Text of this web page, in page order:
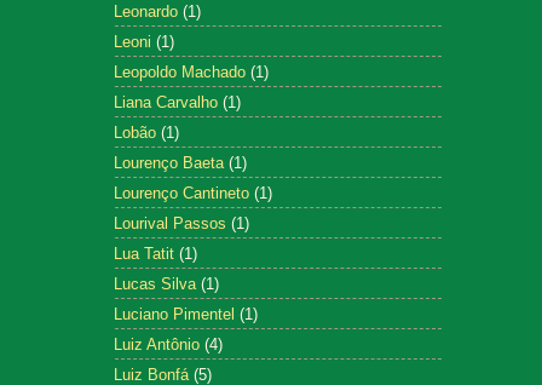
Leonardo (1)
Leoni (1)
Leopoldo Machado (1)
Liana Carvalho (1)
Lobão (1)
Lourenço Baeta (1)
Lourenço Cantineto (1)
Lourival Passos (1)
Lua Tatit (1)
Lucas Silva (1)
Luciano Pimentel (1)
Luiz Antônio (4)
Luiz Bonfá (5)